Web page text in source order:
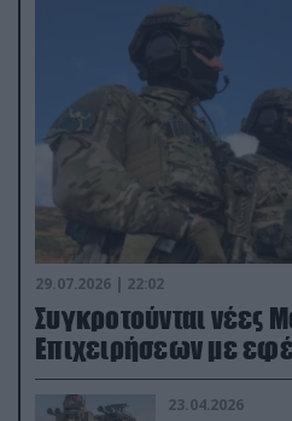
29.07.2026 | 22:02
Συγκροτούνται νέες
Επιχειρήσεων με
23.04.2026